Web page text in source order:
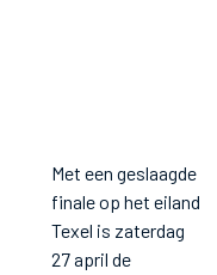
Met een geslaagde
finale op het eiland
Texel is zaterdag
27 april de